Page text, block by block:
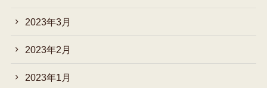
2023年3月
2023年2月
2023年1月